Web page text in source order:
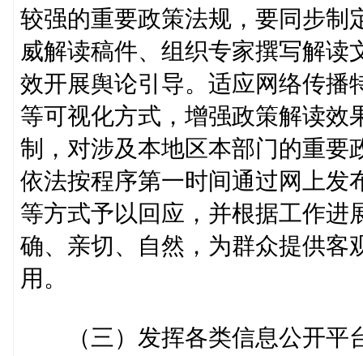
较强的重要政策法规，要同步制
威解读稿件、组织专家撰写解读
效开展舆论引导。适应网络传播
等可视化方式，增强政策解读效
制，对涉及本地区本部门的重要
依法按程序第一时间通过网上发
等方式予以回应，并根据工作进
确、亲切、自然，为群众提供客
用。
（三）发挥各类信息公开平